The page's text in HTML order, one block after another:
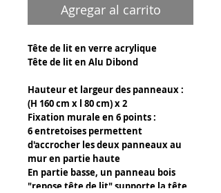
Agregar al carrito
Tête de lit en verre acrylique
Tête de lit en Alu Dibond
Hauteur et largeur des panneaux :
(H 160 cm x l 80 cm) x 2
Fixation murale en 6 points :
6 entretoises permettent
d'accrocher les deux panneaux au
mur en partie haute
En partie basse, un panneau bois
"repose tête de lit" supporte la tête